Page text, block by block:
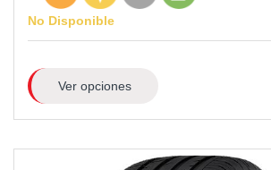
No Disponible
Ver opciones